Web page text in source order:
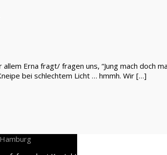
Erna fragt/ fragen uns, “Jung mach doch
bei schlechtem Licht … hmmh. Wir […]